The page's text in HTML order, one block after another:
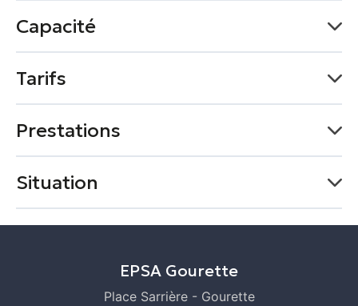
Capacité
1 chambre(s)
2 lit(s) simple
Superficie : 45 m²
Tarifs
Moyens de paiement
ESPÈCES
Prestations
Services
DRAPS ET/OU LINGE COMPRIS WIFI
ANIMAUX ACCEPTÉS
Situation
+
EPSA Gourette
Place Sarrière - Gourette